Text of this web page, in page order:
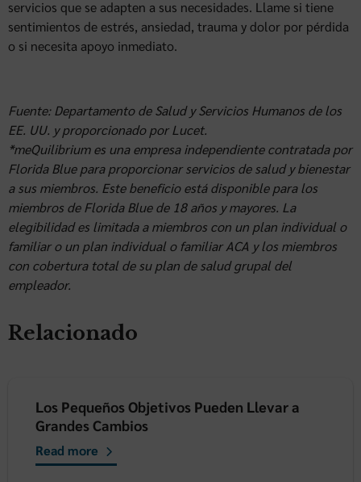
servicios que se adapten a sus necesidades. Llame si tiene
sentimientos de estrés, ansiedad, trauma y dolor por pérdida
o si necesita apoyo inmediato.
Fuente: Departamento de Salud y Servicios Humanos de los
EE. UU. y proporcionado por Lucet.
*meQuilibrium es una empresa independiente contratada por
Florida Blue para proporcionar servicios de salud y bienestar
a sus miembros. Este beneficio está disponible para los
miembros de Florida Blue de 18 años y mayores. La
elegibilidad es limitada a miembros con un plan individual o
familiar o un plan individual o familiar ACA y los miembros
con cobertura total de su plan de salud grupal del
empleador.
Relacionado
Los Pequeños Objetivos Pueden Llevar a
Grandes Cambios
Read more